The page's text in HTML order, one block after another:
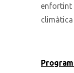
enfortint